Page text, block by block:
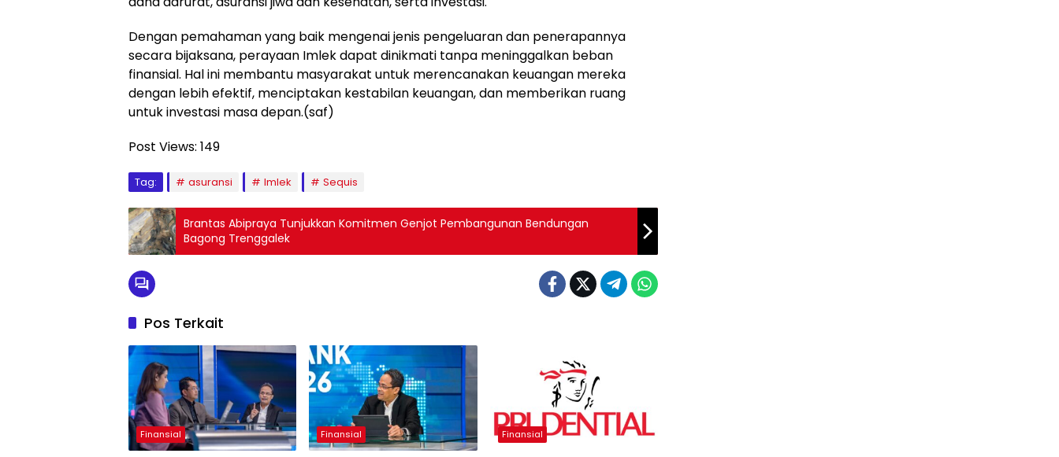
Dengan pemahaman yang baik mengenai jenis pengeluaran dan penerapannya
secara bijaksana, perayaan Imlek dapat dinikmati tanpa meninggalkan beban
finansial. Hal ini membantu masyarakat untuk merencanakan keuangan mereka
dengan lebih efektif, menciptakan kestabilan keuangan, dan memberikan ruang
untuk investasi masa depan.(saf)
Post Views: 149
Tag: asuransi Imlek Sequis
Brantas Abipraya Tunjukkan Komitmen Genjot Pembangunan Bendungan
Bagong Trenggalek
Pos Terkait
Finansial Finansial Finansial